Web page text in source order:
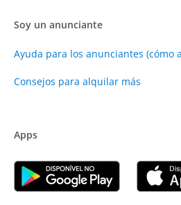
Soy un anunciante
Ayuda para los anunciantes (cómo
Consejos para alquilar más
Apps